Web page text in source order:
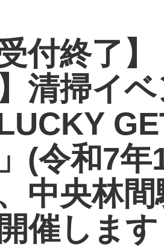
受付終了
清掃イ
LUCKY
(令和7年
中央林
催します